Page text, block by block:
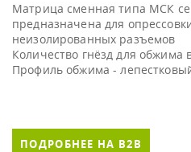
Матрица сменная типа МСК
предназначена для
неизолированных разъемов
Количество гнёзд для обжима
Профиль обжима -
ПОДРОБНЕЕ НА B2B